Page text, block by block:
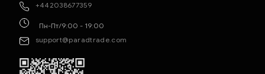
+442038677359
Пн-Пт/9:00 - 19:00
support@paradtrade.com